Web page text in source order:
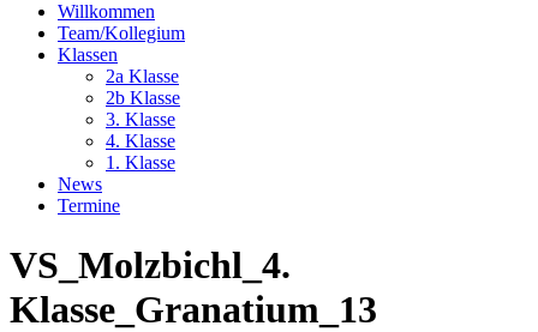
Willkommen
Team/Kollegium
Klassen
2a Klasse
2b Klasse
3. Klasse
4. Klasse
1. Klasse
News
Termine
VS_Molzbichl_4.
Klasse_Granatium_13